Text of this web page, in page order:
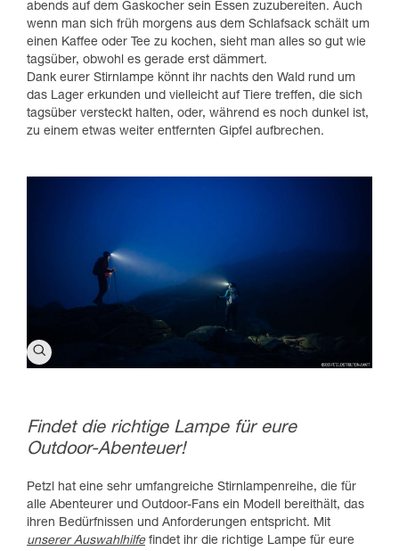
abends auf dem Gaskocher sein Essen zuzubereiten. Auch
wenn man sich früh morgens aus dem Schlafsack schält um
einen Kaffee oder Tee zu kochen, sieht man alles so gut wie
tagsüber, obwohl es gerade erst dämmert.
Dank eurer Stirnlampe könnt ihr nachts den Wald rund um
das Lager erkunden und vielleicht auf Tiere treffen, die sich
tagsüber versteckt halten, oder, während es noch dunkel ist,
zu einem etwas weiter entfernten Gipfel aufbrechen.
Findet die richtige Lampe für eure
Outdoor-Abenteuer!
Petzl hat eine sehr umfangreiche Stirnlampenreihe, die für
alle Abenteurer und Outdoor-Fans ein Modell bereithält, das
ihren Bedürfnissen und Anforderungen entspricht. Mit
unserer Auswahlhilfefindet ihr die richtige Lampe für eure